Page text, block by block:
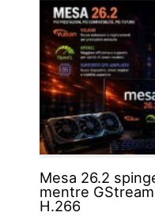
Mesa 26.2
mentre
H.266